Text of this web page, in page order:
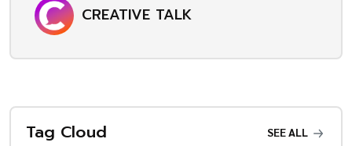
CREATIVE TALK
Tag Cloud SEE ALL